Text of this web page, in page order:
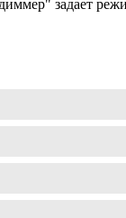
задает